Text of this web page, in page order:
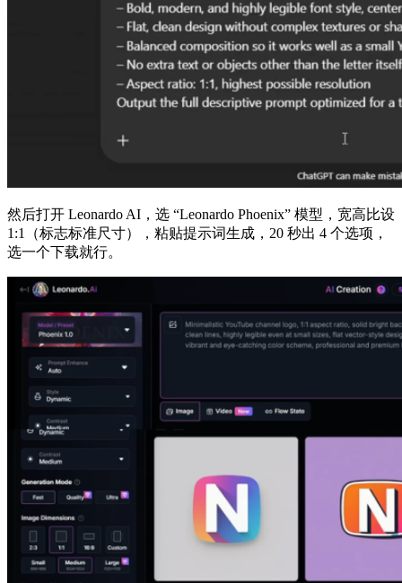
然后打开 Leonardo AI，选 “Leonardo Phoenix” 模型，宽高比设
1:1（标志标准尺寸），粘贴提示词生成，20 秒出 4 个选项，
选一个下载就行。